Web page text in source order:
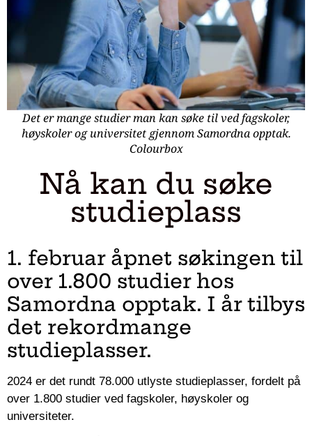
Det er mange studier man kan søke til ved fagskoler,
høyskoler og universitet gjennom Samordna opptak.
Colourbox
Nå kan du søke
studieplass
1. februar åpnet søkingen til
over 1.800 studier hos
Samordna opptak. I år tilbys
det rekordmange
studieplasser.
2024 er det rundt 78.000 utlyste studieplasser, fordelt på
over 1.800 studier ved fagskoler, høyskoler og
universiteter.